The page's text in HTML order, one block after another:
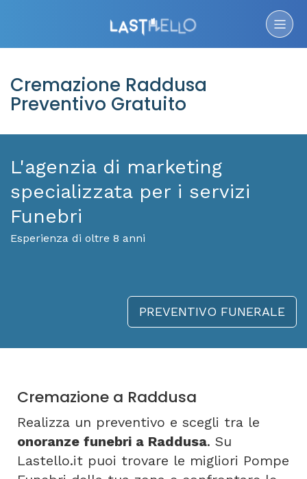
Cremazione Raddusa
Preventivo Gratuito
L'agenzia di marketing
specializzata per i servizi
Funebri
Esperienza di oltre 8 anni
PREVENTIVO FUNERALE
Cremazione a Raddusa
Realizza un preventivo e scegli tra le
onoranze funebri a Raddusa. Su
Lastello.it puoi trovare le migliori Pompe